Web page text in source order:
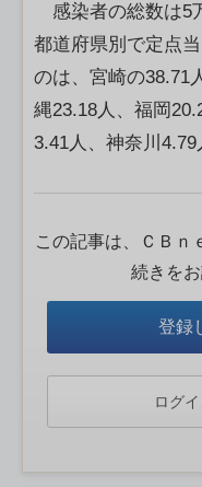
感染者の総数は5
都道府県別で定点
のは、宮崎の38.71
縄23.18人、福岡
3.41人、神奈川4.79
この記事は、ＣＢｎ
続きを
登録
ログ